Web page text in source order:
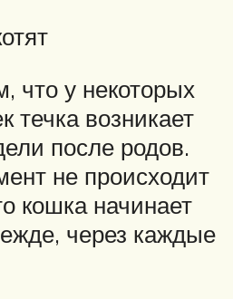
что у некоторых
течка возникает
после родов.
не происходит
кошка начинает
через каждые